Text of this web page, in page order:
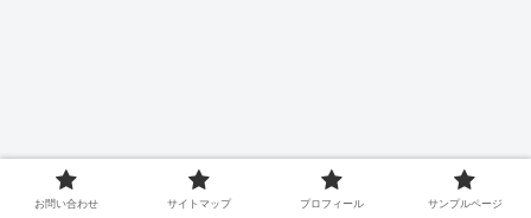
お問い合わせ サイトマップ プロフィール サンプルページ